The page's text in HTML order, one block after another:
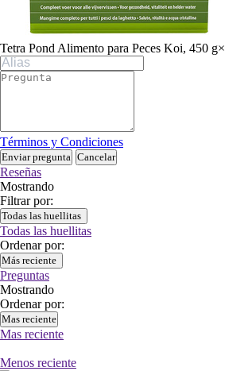
Tetra Pond Alimento para Peces Koi, 450 g×
Términos y Condiciones
Enviar pregunta Cancelar
Reseñas
Mostrando
Filtrar por:
Todas las huellitas
Todas las huellitas
Ordenar por:
Más reciente
Preguntas
Mostrando
Ordenar por:
Mas reciente
Mas reciente
Menos reciente